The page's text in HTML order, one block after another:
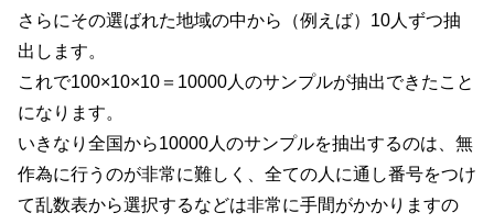
さらにその選ばれた地域の中から（例えば）10人ずつ抽
出します。
これで100×10×10＝10000人のサンプルが抽出できたこと
になります。
いきなり全国から10000人のサンプルを抽出するのは、無
作為に行うのが非常に難しく、全ての人に通し番号をつけ
て乱数表から選択するなどは非常に手間がかかりますの